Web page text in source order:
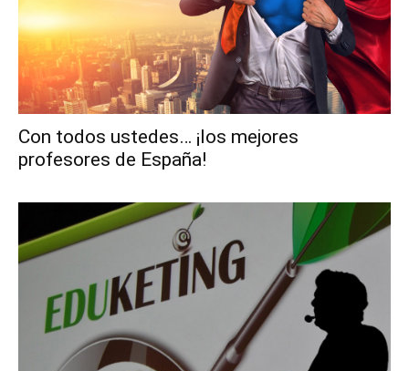
Con todos ustedes… ¡los mejores
profesores de España!